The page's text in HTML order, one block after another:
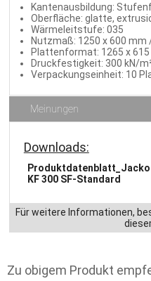
Kantenausbildung:
Oberfläche: glatte,
Wärmeleitstufe: 035
Nutzmaß: 1250 x 600 mm
Plattenformat: 1265 x
Druckfestigkeit: 300 kN/
Verpackungseinheit: 10
Meinungen
Downloads:
KF 300 SF-Standard
Für weitere Informationen,
Zu obigem Produkt